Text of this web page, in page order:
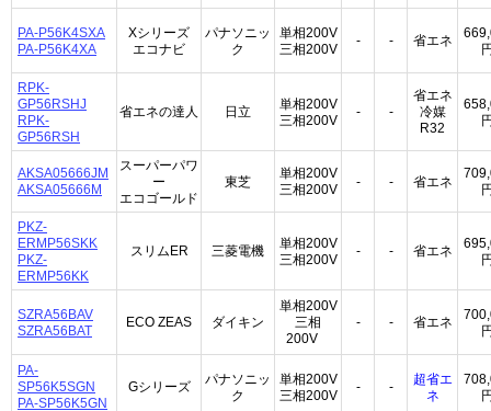
PA-P56K4SXA
PA-P56K4XA
Xシリーズ
エコナビ
パナソニッ
ク
単相200V
三相200V
- - 省エネ
RPK-
GP56RSHJ
RPK-
GP56RSH
省エネの達人 日立
単相200V
三相200V
- -
省エネ
冷媒
R32
AKSA05666JM
AKSA05666M
スーパーパワ
ー
エコゴールド
東芝
単相200V
三相200V
- - 省エネ
PKZ-
ERMP56SKK
PKZ-
ERMP56KK
スリムER 三菱電機
単相200V
三相200V
- - 省エネ
SZRA56BAV
SZRA56BAT
ECO ZEAS ダイキン
単相200V
三相
200V
- - 省エネ
PA-
SP56K5SGN
PA-SP56K5GN
Gシリーズ
パナソニッ
ク
単相200V
三相200V
- -
超省エ
ネ